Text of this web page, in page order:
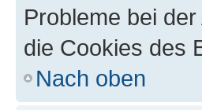
Probleme bei
die Cookies des
Nach oben